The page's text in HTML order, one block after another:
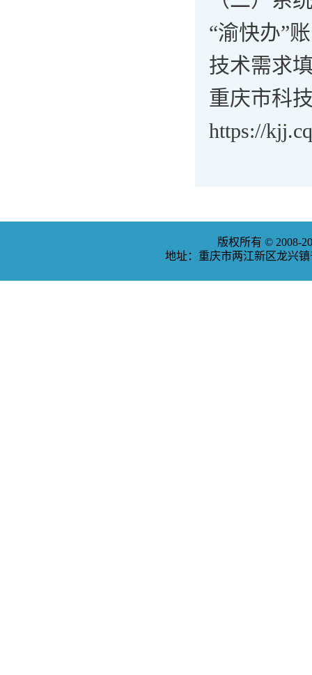
“渝快办”
技术需求
重庆市科
https://
版权所有 © 2008-
地址：重庆市两江新区龙兴镇